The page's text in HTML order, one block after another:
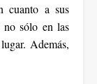
cuanto a sus
no sólo en las
Además,